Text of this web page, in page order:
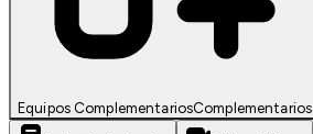
Equipos ComplementariosComplementarios